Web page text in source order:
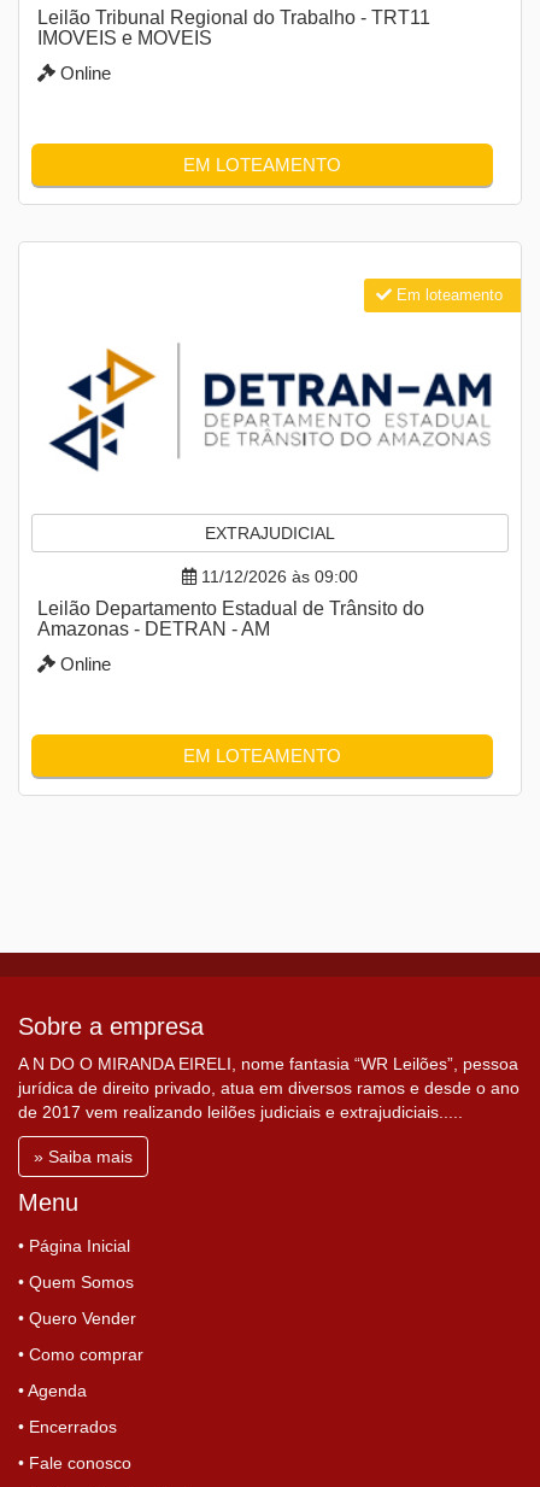
Leilão Tribunal Regional do Trabalho - TRT11
IMOVEIS e MOVEIS
Online
EM LOTEAMENTO
EXTRAJUDICIAL
11/12/2026 às 09:00
Leilão Departamento Estadual de Trânsito do
Amazonas - DETRAN - AM
Online
EM LOTEAMENTO
Em loteamento
Sobre a empresa
A N DO O MIRANDA EIRELI, nome fantasia “WR Leilões”, pessoa
jurídica de direito privado, atua em diversos ramos e desde o ano
de 2017 vem realizando leilões judiciais e extrajudiciais.....
» Saiba mais
Menu
• Página Inicial
• Quem Somos
• Quero Vender
• Como comprar
• Agenda
• Encerrados
• Fale conosco